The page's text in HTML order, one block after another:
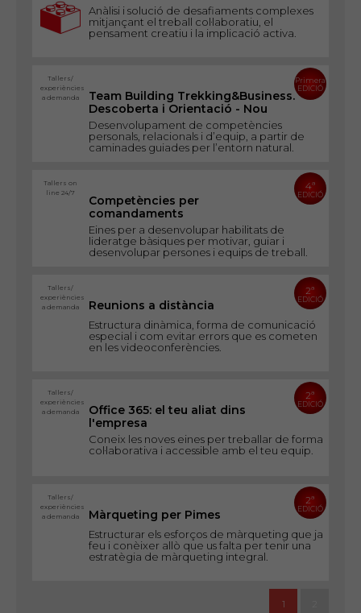
Anàlisi i solució de desafiaments complexes
mitjançant el treball col·laboratiu, el
pensament creatiu i la implicació activa.
Tallers/
experiències
a demanda
Team Building Trekking&Business.
Descoberta i Orientació - Nou
Desenvolupament de competències
personals, relacionals i d’equip, a partir de
caminades guiades per l’entorn natural.
Primera
EDICIÓ
Tallers on
line 24/7
Competències per
comandaments
Eines per a desenvolupar habilitats de
lideratge bàsiques per motivar, guiar i
desenvolupar persones i equips de treball.
4ª
EDICIÓ
Tallers/
experiències
a demanda
Reunions a distància
Estructura dinàmica, forma de comunicació
especial i com evitar errors que es cometen
en les videoconferències.
2ª
EDICIÓ
Tallers/
experiències
a demanda
Office 365: el teu aliat dins
l'empresa
Coneix les noves eines per treballar de forma
col·laborativa i accessible amb el teu equip.
2ª
EDICIÓ
Tallers/
experiències
a demanda
Màrqueting per Pimes
Estructurar els esforços de màrqueting que ja
feu i conèixer allò que us falta per tenir una
estratègia de màrqueting integral.
2ª
EDICIÓ
1